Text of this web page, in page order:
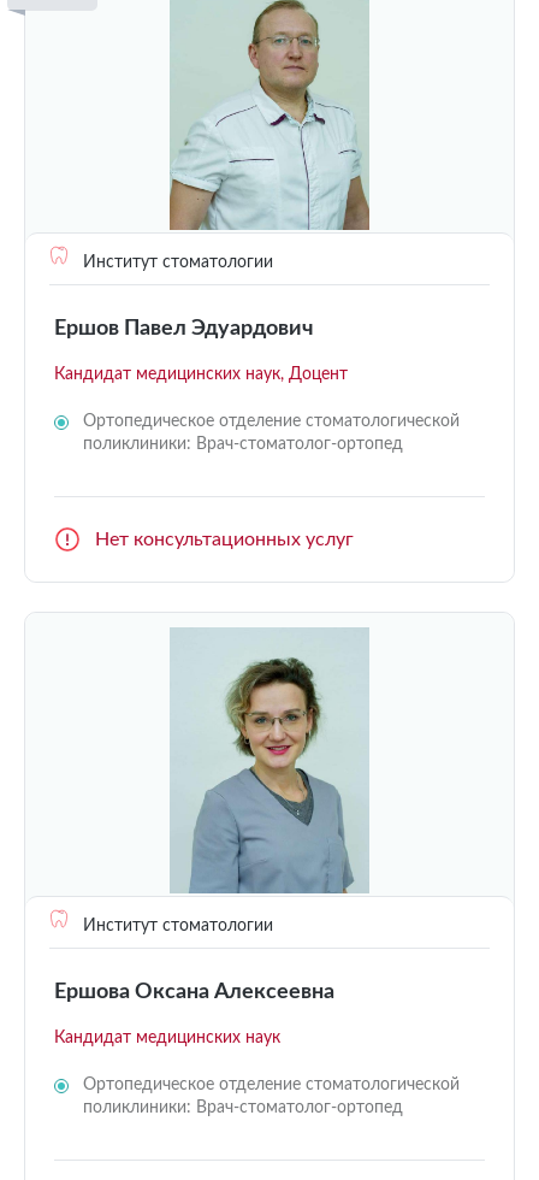
Институт стоматологии
Ершов Павел Эдуардович
Кандидат медицинских наук, Доцент
Ортопедическое отделение стоматологической
поликлиники: Врач-стоматолог-ортопед
Нет консультационных услуг
Институт стоматологии
Ершова Оксана Алексеевна
Кандидат медицинских наук
Ортопедическое отделение стоматологической
поликлиники: Врач-стоматолог-ортопед